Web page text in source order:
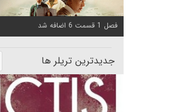
فصل 1 قسمت 6 اضافه شد
جدیدترین تریلر ها